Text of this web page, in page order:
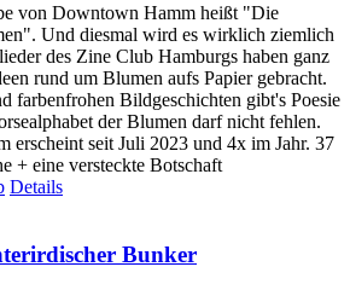
von Downtown Hamm heißt "Die
Und diesmal wird es wirklich ziemlich
des Zine Club Hamburgs haben ganz
rund um Blumen aufs Papier gebracht.
farbenfrohen Bildgeschichten gibt's Poesie
der Blumen darf nicht fehlen.
erscheint seit Juli 2023 und 4x im Jahr. 37
+ eine versteckte Botschaft
Details
Bunker